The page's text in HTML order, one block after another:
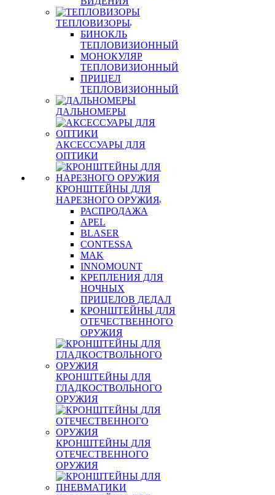
ТЕПЛОВИЗОРЫ
БИНОКЛЬ
ТЕПЛОВИЗИОННЫЙ
МОНОКУЛЯР
ТЕПЛОВИЗИОННЫЙ
ПРИЦЕЛ
ТЕПЛОВИЗИОННЫЙ
ДАЛЬНОМЕРЫ
АКСЕССУАРЫ ДЛЯ
ОПТИКИ
КРОНШТЕЙНЫ ДЛЯ
НАРЕЗНОГО ОРУЖИЯ
РАСПРОДАЖА
APEL
BLASER
CONTESSA
MAK
INNOMOUNT
КРЕПЛЕНИЯ ДЛЯ
НОЧНЫХ
ПРИЦЕЛОВ ДЕДАЛ
КРОНШТЕЙНЫ ДЛЯ
ОТЕЧЕСТВЕННОГО
ОРУЖИЯ
КРОНШТЕЙНЫ ДЛЯ
ГЛАДКОСТВОЛЬНОГО
ОРУЖИЯ
КРОНШТЕЙНЫ ДЛЯ
ОТЕЧЕСТВЕННОГО
ОРУЖИЯ